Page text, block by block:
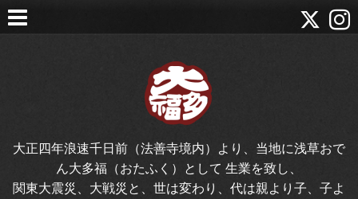
大正四年浪速千日前（法善寺境内）より、当地に浅草おで
ん大多福（おたふく）として 生業を致し、
関東大震災、大戦災と、世は変わり、代は親より子、子よ